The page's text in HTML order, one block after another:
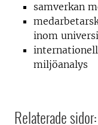
samverkan
inom
miljöanalys
Relaterade sidor: